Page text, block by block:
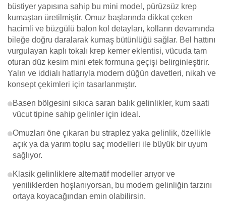
büstiyer yapısına sahip bu mini model, pürüzsüz krep
kumaştan üretilmiştir. Omuz başlarında dikkat çeken
hacimli ve büzgülü balon kol detayları, kolların devamında
bileğe doğru daralarak kumaş bütünlüğü sağlar. Bel hattını
vurgulayan kaplı tokalı krep kemer eklentisi, vücuda tam
oturan düz kesim mini etek formuna geçişi belirginleştirir.
Yalın ve iddialı hatlarıyla modern düğün davetleri, nikah ve
konsept çekimleri için tasarlanmıştır.
Basen bölgesini sıkıca saran balık gelinlikler, kum saati
vücut tipine sahip gelinler için ideal.
Omuzları öne çıkaran bu straplez yaka gelinlik, özellikle
açık ya da yarım toplu saç modelleri ile büyük bir uyum
sağlıyor.
Klasik gelinliklere alternatif modeller arıyor ve
yeniliklerden hoşlanıyorsan, bu modern gelinliğin tarzını
ortaya koyacağından emin olabilirsin.